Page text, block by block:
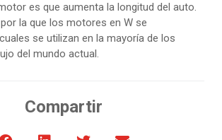
es que aumenta la longitud del auto.
la que los motores en W se
se utilizan en la mayoría de los
del mundo actual.
Compartir